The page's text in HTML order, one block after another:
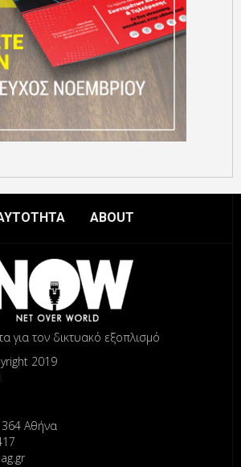
ABOUT
για τον δικτυακό εξοπλισμό
2019
Αθήνα